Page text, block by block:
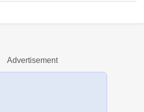
عرض الكل
Advertisement